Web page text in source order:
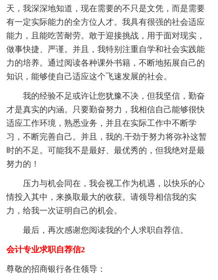
天，我深深地知道，现在需要的不只是文凭，而是需要
有一定实际能力的全方位人才。我具有很强的社会适应
能力，且能吃苦耐劳。敢于迎接挑战，用于面对现实，
做事快捷、严谨。并且，我特别注重自学和社会实践能
力的培养。通过阅读各种课外书籍，不断地拓展自己的
知识，能够使自己适应这个飞速发展的社会。
我的经验不足或许让您犹豫不决，但我坚信，勤奋
才是真实的内涵。只要勤奋努力，我相信自己能够很快
适应工作环境，熟悉业务，并且在实际工作中不断学
习，不断完善自己。并且，我的.干劲于努力将弥补这暂
时的不足。可能我不是最好、最优秀的，但我绝对是最
努力的！
压力与机会同在，我会视工作为机遇，以快乐的心
情投入其中，来换取最大的收获。请领导相信我的实
力，给我一次证明自己的机会。
最后，再次感谢您阅读我的个人求职自荐信。
会计专业求职自荐信2
尊敬的招商银行各住领导：